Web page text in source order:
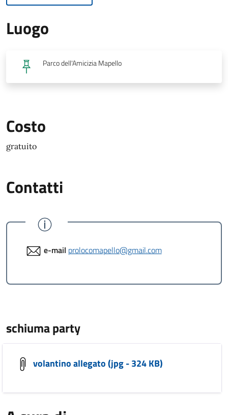
Luogo
Parco dell'Amicizia Mapello
Costo
gratuito
Contatti
e-mail prolocomapello@gmail.com
schiuma party
volantino allegato (jpg - 324 KB)